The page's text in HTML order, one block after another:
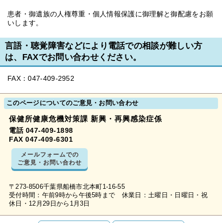
患者・御遺族の人権尊重・個人情報保護に御理解と御配慮をお願
いします。
言語・聴覚障害などにより電話での相談が難しい方
は、FAXでお問い合わせください。
FAX：047-409-2952
このページについてのご意見・お問い合わせ
保健所健康危機対策課 新興・再興感染症係
電話 047-409-1898
FAX 047-409-6301
メールフォームでの
ご意見・お問い合わせ
〒273-8506千葉県船橋市北本町1-16-55
受付時間：午前9時から午後5時まで 休業日：土曜日・日曜日・祝
休日・12月29日から1月3日